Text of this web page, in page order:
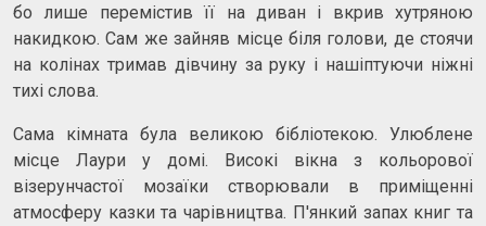
бо лише перемістив її на диван і вкрив хутряною
накидкою. Сам же зайняв місце біля голови, де стоячи
на колінах тримав дівчину за руку і нашіптуючи ніжні
тихі слова.
Сама кімната була великою бібліотекою. Улюблене
місце Лаури у домі. Високі вікна з кольорової
візерунчастої мозаїки створювали в приміщенні
атмосферу казки та чарівництва. П'янкий запах книг та